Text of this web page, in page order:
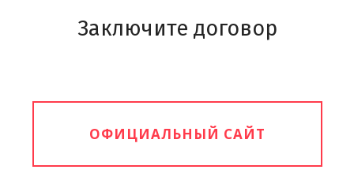
Заключите договор
ОФИЦИАЛЬНЫЙ САЙТ